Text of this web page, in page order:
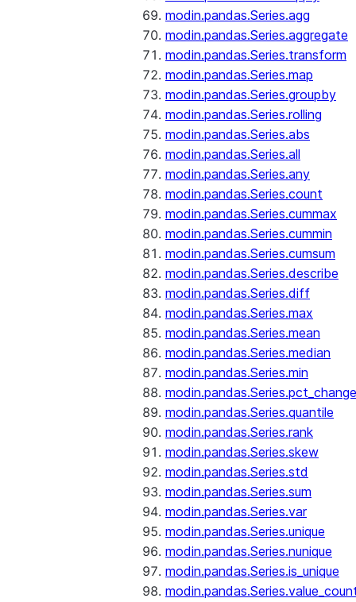
modin.pandas.Series.agg
modin.pandas.Series.aggregate
modin.pandas.Series.transform
modin.pandas.Series.map
modin.pandas.Series.groupby
modin.pandas.Series.rolling
modin.pandas.Series.abs
modin.pandas.Series.all
modin.pandas.Series.any
modin.pandas.Series.count
modin.pandas.Series.cummax
modin.pandas.Series.cummin
modin.pandas.Series.cumsum
modin.pandas.Series.describe
modin.pandas.Series.diff
modin.pandas.Series.max
modin.pandas.Series.mean
modin.pandas.Series.median
modin.pandas.Series.min
modin.pandas.Series.pct_change
modin.pandas.Series.quantile
modin.pandas.Series.rank
modin.pandas.Series.skew
modin.pandas.Series.std
modin.pandas.Series.sum
modin.pandas.Series.var
modin.pandas.Series.unique
modin.pandas.Series.nunique
modin.pandas.Series.is_unique